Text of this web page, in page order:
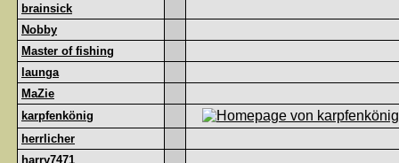
brainsick
Nobby
Master of fishing
launga
MaZie
karpfenkönig
herrlicher
harry7471